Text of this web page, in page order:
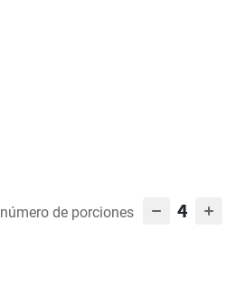
número de porciones 4